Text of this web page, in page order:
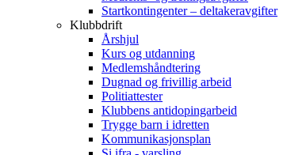
Startkontingenter – deltakeravgifter
Klubbdrift
Årshjul
Kurs og utdanning
Medlemshåndtering
Dugnad og frivillig arbeid
Politiattester
Klubbens antidopingarbeid
Trygge barn i idretten
Kommunikasjonsplan